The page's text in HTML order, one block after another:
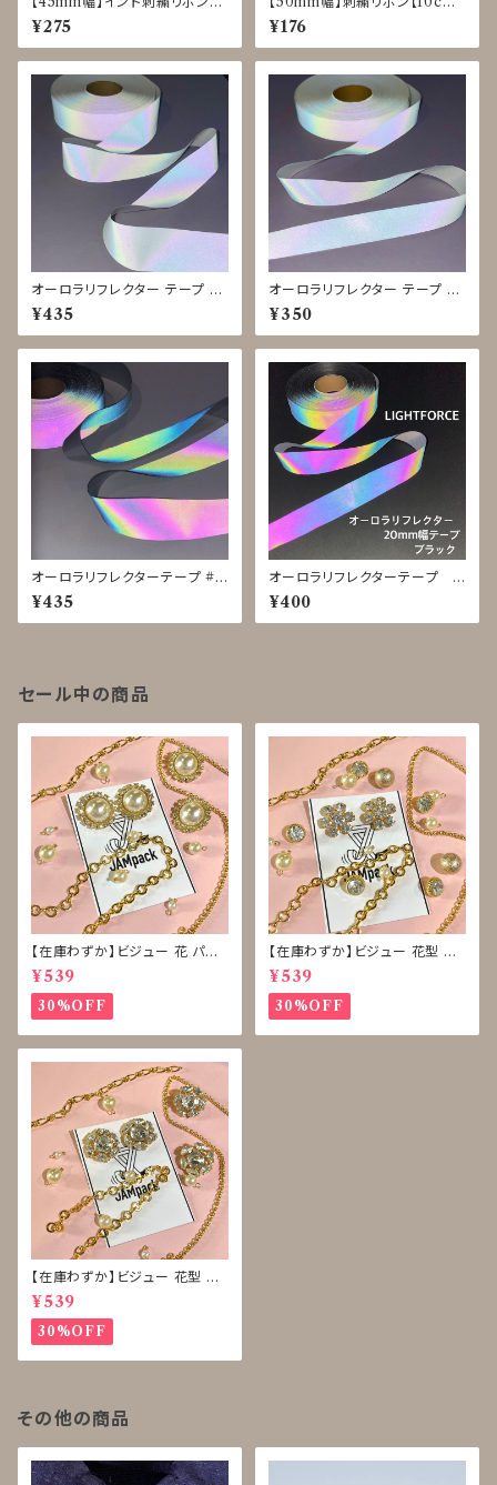
0cm単位】花柄 オーガンジー
¥275
単位】花柄 オーガンジー くすみ
カラー
¥176
オーロラリフレクター テープ #
LIGHTFORCE 白 25mm◇1
ｍ単位で切り売り
¥435
オーロラリフレクター テープ #
LIGHTFORCE 白 15mm◇1
ｍ単位で切り売り
¥350
オーロラリフレクターテープ #L
IGHTFORCE 黒 25mm◇1
ｍ単位で切り売り
¥435
オーロラリフレクターテープ L
IGHTFORCE 黒 20mm◇1
m単位で切り売り
¥400
セール中の商品
【在庫わずか】ビジュー 花 パー
ル ボタン 再販なし
¥539
30%OFF
【在庫わずか】ビジュー 花型 雪
型 ボタン 再販なし
¥539
30%OFF
【在庫わずか】ビジュー 花型 ボ
タン 再販なし
¥539
30%OFF
その他の商品